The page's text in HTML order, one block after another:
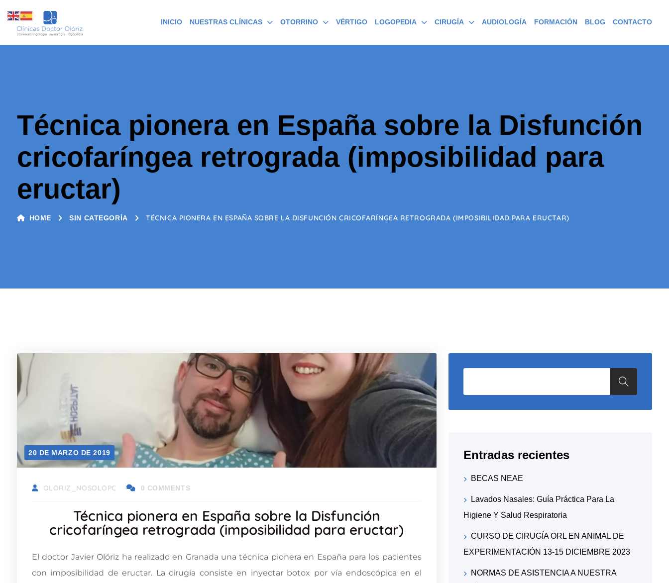
INICIO NUESTRAS CLÍNICAS OTORRINO VÉRTIGO LOGOPEDIA CIRUGÍA AUDIOLOGÍA FORMACIÓN BLOG CONTACTO
Técnica pionera en España sobre la Disfunción
cricofaríngea retrograda (imposibilidad para
eructar)
HOME SIN CATEGORÍA TÉCNICA PIONERA EN ESPAÑA SOBRE LA DISFUNCIÓN CRICOFARÍNGEA RETROGRADA (IMPOSIBILIDAD PARA ERUCTAR)
20 DE MARZO DE 2019
OLORIZ_NOSOLOPC 0 COMMENTS
Técnica pionera en España sobre la Disfunción
cricofaríngea retrograda (imposibilidad para eructar)
El doctor Javier Olóriz ha realizado en Granada una técnica pionera en España para los pacientes
con imposibilidad de eructar. La cirugía consiste en inyectar botox por vía endoscópica en el
Entradas recientes
BECAS NEAE
Lavados Nasales: Guía Práctica Para La
Higiene Y Salud Respiratoria
CURSO DE CIRUGÍA ORL EN ANIMAL DE
EXPERIMENTACIÓN 13-15 DICIEMBRE 2023
NORMAS DE ASISTENCIA A NUESTRA